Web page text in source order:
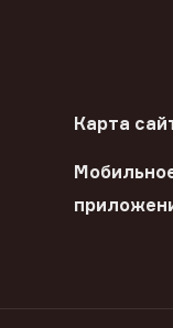
Карта